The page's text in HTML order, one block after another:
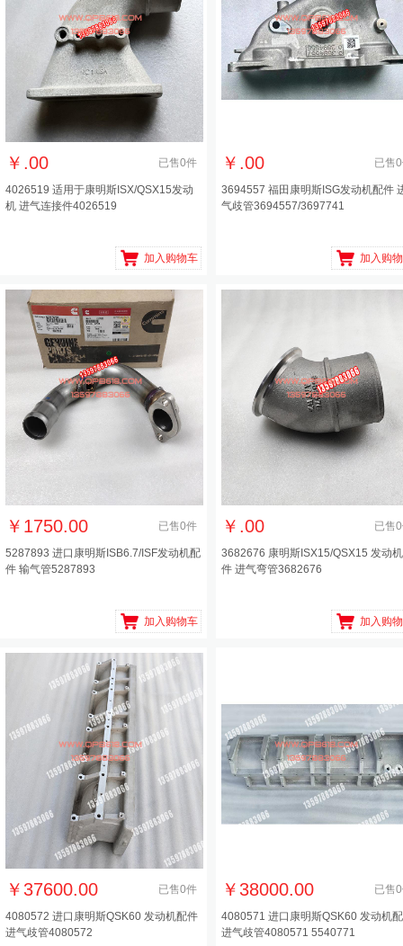
￥ .00 已售0件
4026519 适用于康明斯ISX/QSX15发动
机 进气连接件4026519
加入购物车
￥ .00 已售0
3694557 福田康明斯ISG发动机配件
气歧管3694557/3697741
加入购
￥ 1750.00 已售0件
5287893 进口康明斯ISB6.7/ISF发动机配
件 输气管5287893
加入购物车
￥ .00 已售0
3682676 康明斯ISX15/QSX15 发动
件 进气弯管3682676
加入购
￥ 37600.00 已售0件
4080572 进口康明斯QSK60 发动机配件
进气歧管4080572
￥ 38000.00 已售0
4080571 进口康明斯QSK60 发动机
进气歧管4080571 5540771